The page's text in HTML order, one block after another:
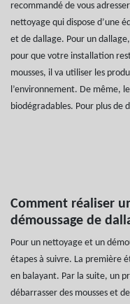
recommandé de vous
nettoyage qui dispose d’une
et de dallage. Pour un
pour que votre installation
mousses, il va utiliser les
l’environnement. De même,
biodégradables. Pour plus de
Comment réaliser
démoussage de
Pour un nettoyage et un
étapes à suivre. La première
en balayant. Par la suite, un
débarrasser des mousses et